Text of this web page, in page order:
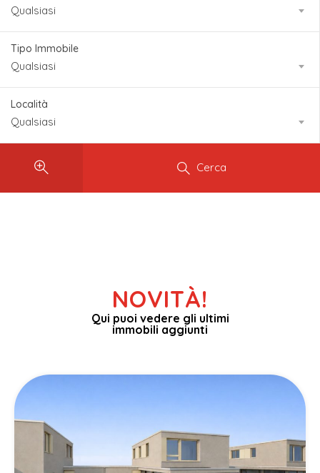
Qualsiasi
Tipo Immobile
Qualsiasi
Località
Qualsiasi
Cerca
NOVITÀ!
Qui puoi vedere gli ultimi
immobili aggiunti